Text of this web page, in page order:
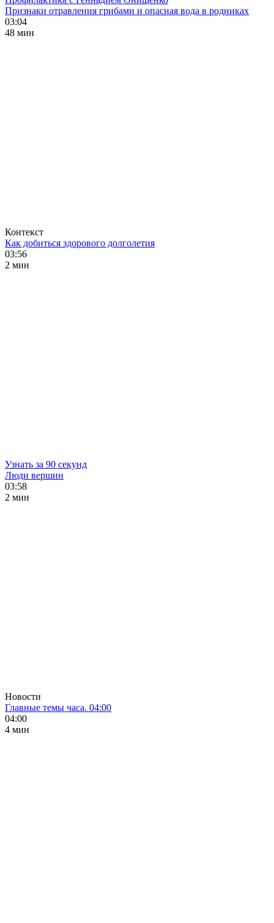
Признаки отравления грибами и опасная вода в родниках
03:04
48 мин
Контекст
Как добиться здорового долголетия
03:56
2 мин
Узнать за 90 секунд
Люди вершин
03:58
2 мин
Новости
Главные темы часа. 04:00
04:00
4 мин